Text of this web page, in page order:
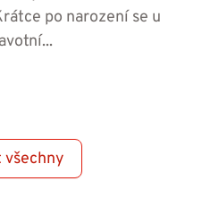
po narození se u